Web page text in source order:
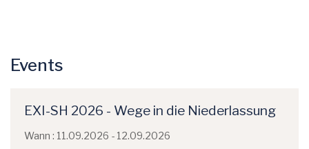
Events
EXI-SH 2026 - Wege in die Niederlassung
Wann : 11.09.2026 - 12.09.2026